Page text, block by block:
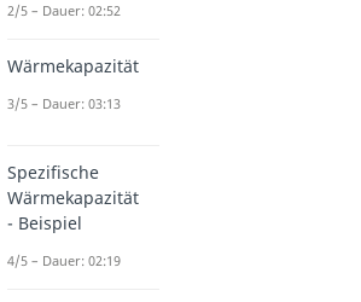
2/5 – Dauer: 02:52
Wärmekapazität
3/5 – Dauer: 03:13
Spezifische
Wärmekapazität
- Beispiel
4/5 – Dauer: 02:19